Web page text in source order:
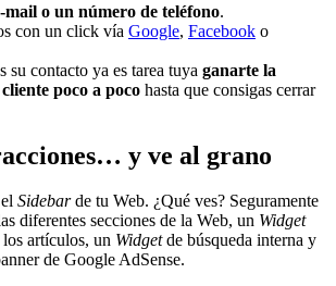
mail o un número de teléfono.
con un click vía Google, Facebook o
su contacto ya es tarea tuya ganarte la
poco a poco hasta que consigas cerrar
y ve al grano
Sidebarde tu Web. ¿Qué ves? Seguramente
diferentes secciones de la Web, un Widget
los artículos, un Widgetde búsqueda interna y
de Google AdSense.